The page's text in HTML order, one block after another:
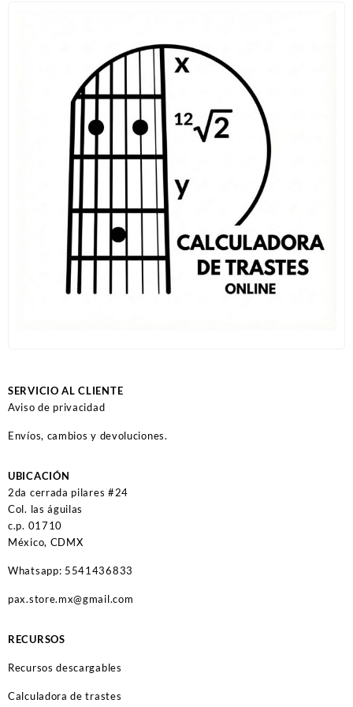
SERVICIO AL CLIENTE
Aviso de privacidad
Envíos, cambios y devoluciones.
UBICACIÓN
2da cerrada pilares #24
Col. las águilas
c.p. 01710
México, CDMX
Whatsapp: 5541436833
pax.store.mx@gmail.com
RECURSOS
Recursos descargables
Calculadora de trastes